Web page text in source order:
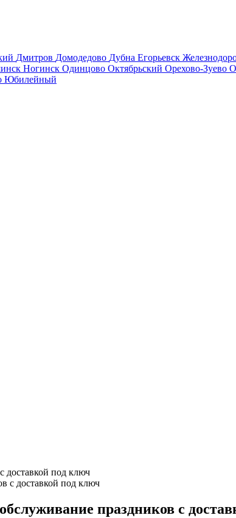
Дмитров Домодедово Дубна Егорьевск
Ногинск Одинцово Октябрьский Орехово-Зуево
Юбилейный
доставкой под ключ
праздников с